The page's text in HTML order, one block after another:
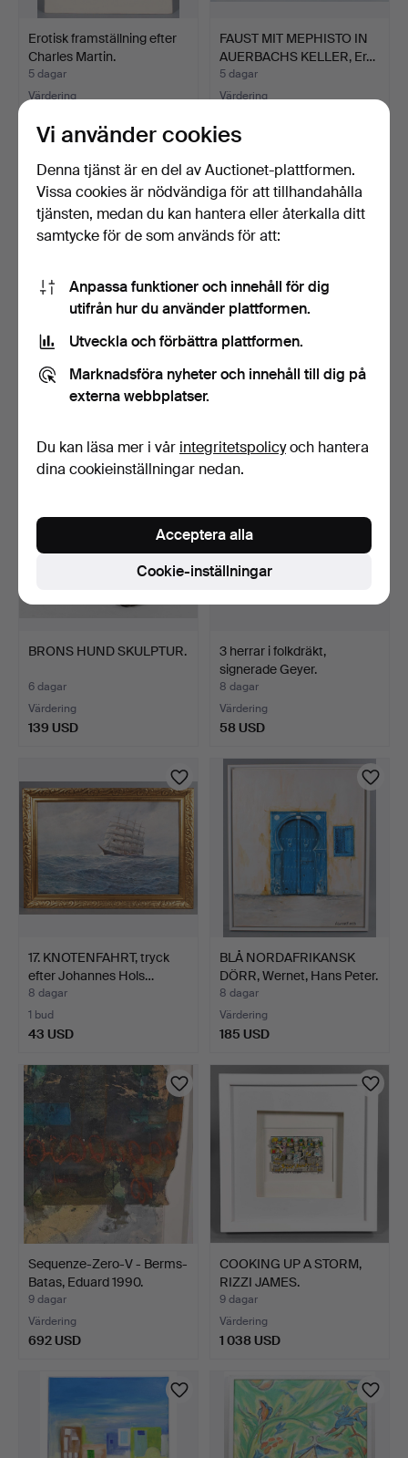
Erotisk framställning efter
Charles Martin.
5 dagar
Värdering
FAUST MIT MEPHISTO IN
AUERBACHS KELLER, Er…
5 dagar
Värdering
4 GAMLA STICK I RAM.
5 dagar
Värdering
PORTÄTT AV ETT PAR,
6 dagar
BRONS HUND SKULPTUR.
6 dagar
Värdering
139 USD
3 herrar i folkdräkt,
signerade Geyer.
8 dagar
Värdering
58 USD
17. KNOTENFAHRT, tryck
efter Johannes Hols…
8 dagar
1 bud
43 USD
BLÅ NORDAFRIKANSK
DÖRR, Wernet, Hans Peter.
8 dagar
Värdering
185 USD
Sequenze-Zero-V - Berms-
Batas, Eduard 1990.
9 dagar
Värdering
692 USD
COOKING UP A STORM,
RIZZI JAMES.
9 dagar
Värdering
1 038 USD
Vi använder cookies
Denna tjänst är en del av Auctionet-plattformen.
Vissa cookies är nödvändiga för att tillhandahålla
tjänsten, medan du kan hantera eller återkalla ditt
samtycke för de som används för att:
Anpassa funktioner och innehåll för dig
utifrån hur du använder plattformen.
Utveckla och förbättra plattformen.
Marknadsföra nyheter och innehåll till dig på
externa webbplatser.
Du kan läsa mer i vår integritetspolicyoch hantera
dina cookieinställningar nedan.
Cookie-inställningar
Acceptera alla